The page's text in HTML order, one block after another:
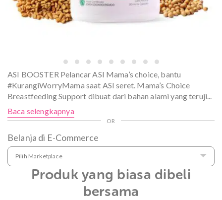
ASI BOOSTER Pelancar ASI Mama’s choice, bantu
#KurangiWorryMama saat ASI seret. Mama’s Choice
Breastfeeding Support dibuat dari bahan alami yang teruji...
Baca selengkapnya
Belanja di E-Commerce
Pilih Marketplace
Produk yang biasa dibeli
bersama